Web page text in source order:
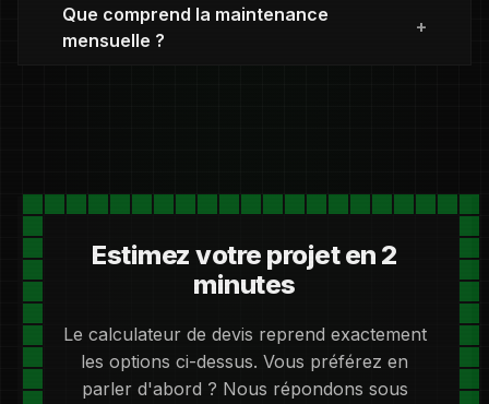
Que comprend la maintenance
mensuelle ?
Estimez votre projet en 2
minutes
Le calculateur de devis reprend exactement
les options ci-dessus. Vous préférez en
parler d'abord ? Nous répondons sous